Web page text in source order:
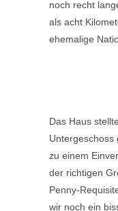
noch recht
als acht
ehemalige
Das Haus
Untergeschoss
zu einem
der richtigen
Penny-
wir noch ein